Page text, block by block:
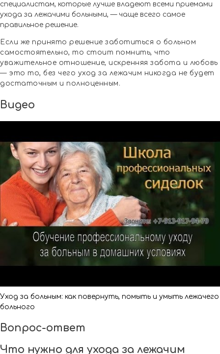
специалистам, которые лучше владеют всеми приемами
ухода за лежачими больными, — чаще всего самое
правильное решение.
Если же принято решение заботиться о больном
самостоятельно, то стоит помнить, что
уважительное отношение, искренняя забота и любовь
— это то, без чего уход за лежачим никогда не будет
достаточным и полноценным.
Видео
Уход за больным: как повернуть, помыть и умыть лежачего
больного
Вопрос-ответ
Что нужно для ухода за лежачим